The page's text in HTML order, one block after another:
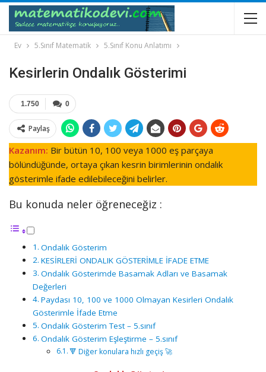
Ev 5.Sınıf Matematik 5.Sınıf Konu Anlatımı
Kesirlerin Ondalık Gösterimi
0
1.750
Paylaş
Kazanım: Bir bütün 10, 100 veya 1000 eş parçaya
bölündüğünde, ortaya çıkan kesrin birimlerinin ondalık
gösterimle ifade edilebileceğini belirler.
Bu konuda neler öğreneceğiz :
Ondalık Gösterim
KESİRLERİ ONDALIK GÖSTERİMLE İFADE ETME
Ondalık Gösterimde Basamak Adları ve Basamak
Değerleri
Paydası 10, 100 ve 1000 Olmayan Kesirleri Ondalık
Gösterimle İfade Etme
Ondalık Gösterim Test – 5.sınıf
Ondalık Gösterim Eşleştirme – 5.sınıf
🔻 Diğer konulara hızlı geçiş 🚀